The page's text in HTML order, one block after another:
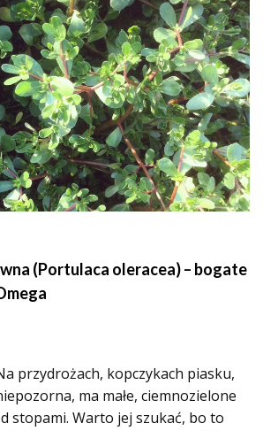
(Portulaca oleracea) – bogate
przydrożach, kopczykach piasku,
ma małe, ciemnozielone
stopami. Warto jej szukać, bo to